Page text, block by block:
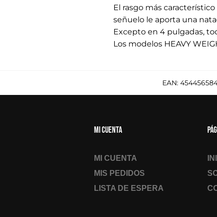
El rasgo más
señuelo le aporta una
Excepto en 4 pulgadas,
Los modelos HEAVY
EAN:
Mi cuenta
MI CUENTA
MIS PEDIDOS
LISTA DE ESPERA